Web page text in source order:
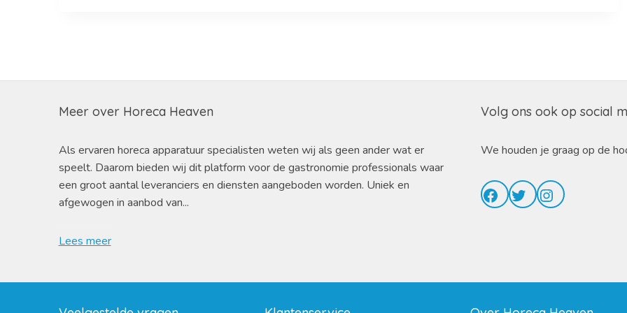
Meer over Horeca Heaven
Als ervaren horeca apparatuur specialisten weten wij als geen ander wat er
speelt. Daarom bieden wij dit platform voor de gastronomie professionals waar
een groot aantal leveranciers en diensten aangeboden worden. Uniek en
afgewogen in aanbod van...
Lees meer
Volg ons ook op social
We houden je graag op de
Facebook
TwitterInstagram